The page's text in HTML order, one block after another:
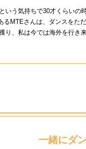
いう気持ちで30才くらいの
るMTEさんは、ダンスをた
り、私は今では海外を行
一緒にダ